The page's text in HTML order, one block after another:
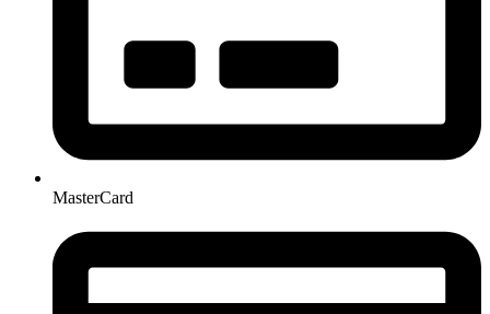
MasterCard